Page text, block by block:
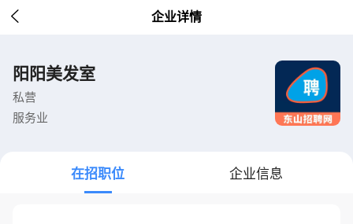
 企业详情
阳阳美发室
私营
服务业
在招职位 企业信息